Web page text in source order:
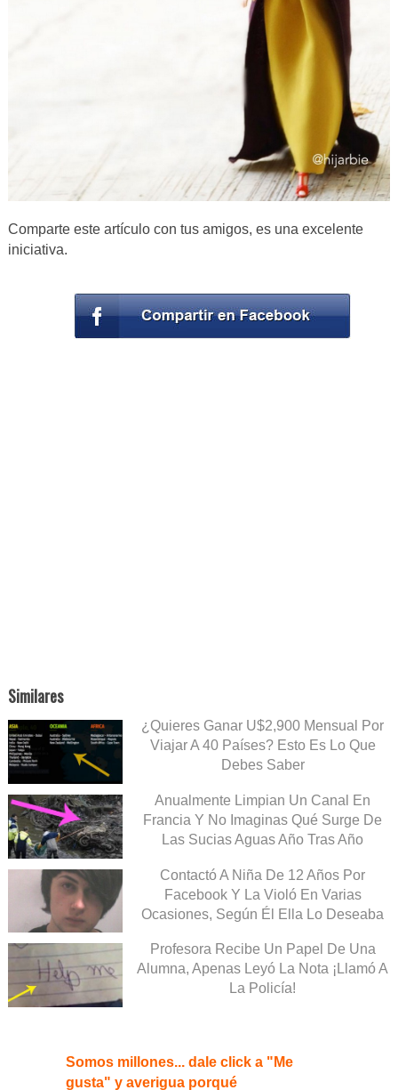
Comparte este artículo con tus amigos, es una excelente
iniciativa.
Similares
¿Quieres Ganar U$2,900 Mensual Por
Viajar A 40 Países? Esto Es Lo Que
Debes Saber
Anualmente Limpian Un Canal En
Francia Y No Imaginas Qué Surge De
Las Sucias Aguas Año Tras Año
Contactó A Niña De 12 Años Por
Facebook Y La Violó En Varias
Ocasiones, Según Él Ella Lo Deseaba
Profesora Recibe Un Papel De Una
Alumna, Apenas Leyó La Nota ¡Llamó A
La Policía!
Somos millones... dale click a "Me
gusta" y averigua porqué